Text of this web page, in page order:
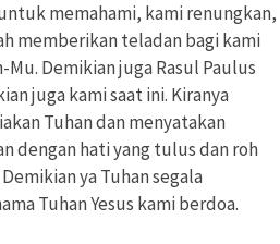
memahami, kami renungkan,
memberikan teladan bagi kami
Demikian juga Rasul Paulus
juga kami saat ini. Kiranya
Tuhan dan menyatakan
dengan hati yang tulus dan roh
ya Tuhan segala
Tuhan Yesus kami berdoa.